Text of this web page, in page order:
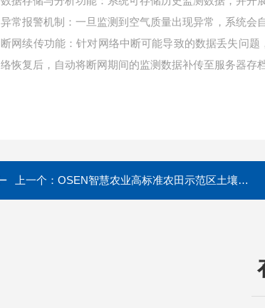
异常报警机制：一旦监测到空气质量出现异常，系统会
断网续传功能：针对网络中断可能导致的数据丢失问
络恢复后，自动将断网期间的监测数据补传至服务器存档
上一个：OSEN智慧农业高标准农田示范区土壤墒情监测站